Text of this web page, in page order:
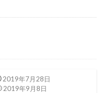
2019年7月28日
2019年9月8日